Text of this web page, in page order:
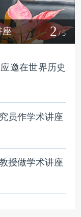
座 2/5
邀在世界历史
员作学术讲座
授做学术讲座